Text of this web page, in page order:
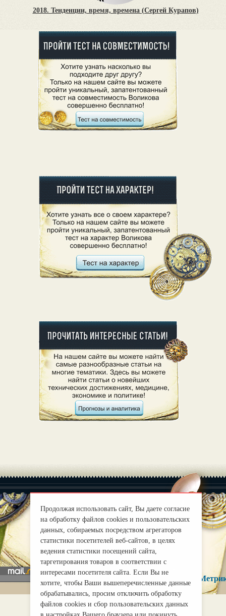
2018. Тенденции, время, времена (Сергей Курапов)
О нас |
Правила
mirprognoz@mail.ru
Продолжая использовать сайт, Вы даете согласие
на обработку файлов cookies и пользовательских
данных, собираемых посредством агрегаторов
статистики посетителей веб-сайтов, в целях
ведения статистики посещений сайта,
таргетирования товаров в соответствии с
интересами посетителя сайта. Если Вы не
хотите, чтобы Ваши вышеперечисленные данные
обрабатывались, просим отключить обработку
файлов cookies и сбор пользовательских данных